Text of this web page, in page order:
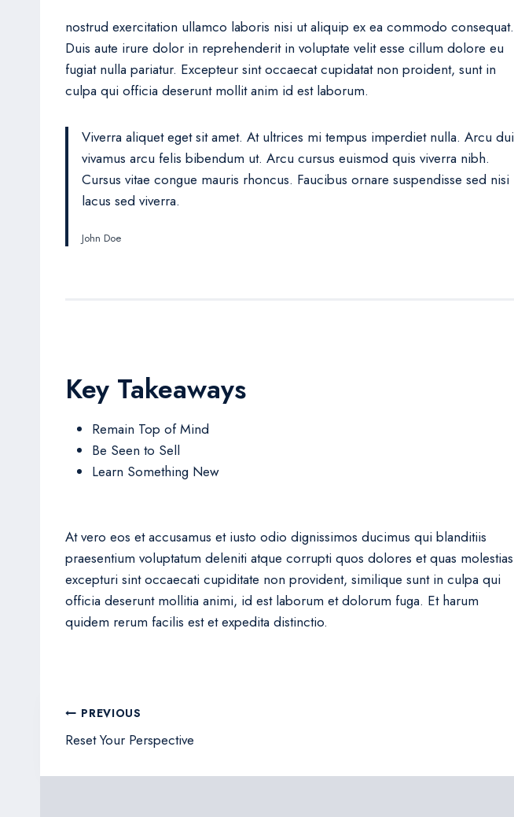
nostrud exercitation ullamco laboris nisi ut aliquip ex ea commodo consequat.
Duis aute irure dolor in reprehenderit in voluptate velit esse cillum dolore eu
fugiat nulla pariatur. Excepteur sint occaecat cupidatat non proident, sunt in
culpa qui officia deserunt mollit anim id est laborum.
Viverra aliquet eget sit amet. At ultrices mi tempus imperdiet nulla. Arcu dui
vivamus arcu felis bibendum ut. Arcu cursus euismod quis viverra nibh.
Cursus vitae congue mauris rhoncus. Faucibus ornare suspendisse sed nisi
lacus sed viverra.
John Doe
Key Takeaways
Remain Top of Mind
Be Seen to Sell
Learn Something New
At vero eos et accusamus et iusto odio dignissimos ducimus qui blanditiis
praesentium voluptatum deleniti atque corrupti quos dolores et quas molestias
excepturi sint occaecati cupiditate non provident, similique sunt in culpa qui
officia deserunt mollitia animi, id est laborum et dolorum fuga. Et harum
quidem rerum facilis est et expedita distinctio.
Post
navigation
PREVIOUS
Reset Your Perspective